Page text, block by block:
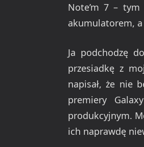
Note’m 7 –
akumulatorem,
Ja podchodzę
przesiadkę z
napisał, że nie
premiery
produkcyjnym.
ich naprawdę